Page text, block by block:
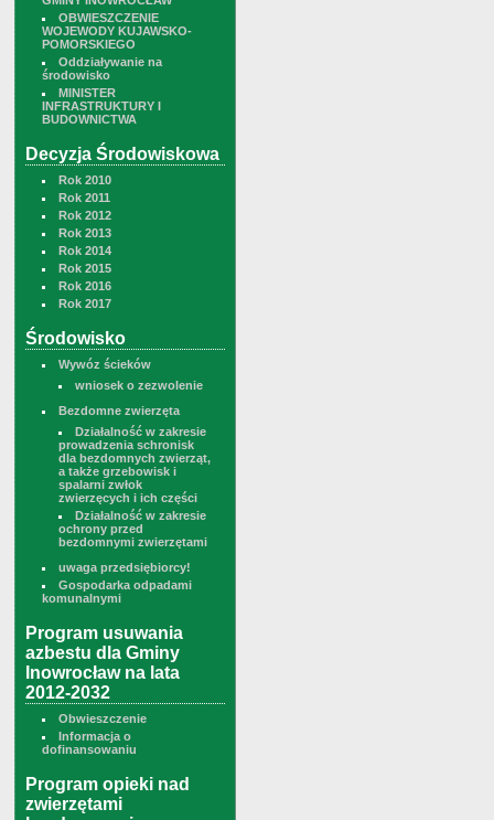
OBWIESZCZENIE
WOJEWODY KUJAWSKO-
POMORSKIEGO
Oddziaływanie na
środowisko
MINISTER
INFRASTRUKTURY I
BUDOWNICTWA
Decyzja Środowiskowa
Rok 2010
Rok 2011
Rok 2012
Rok 2013
Rok 2014
Rok 2015
Rok 2016
Rok 2017
Środowisko
Wywóz ścieków
wniosek o zezwolenie
Bezdomne zwierzęta
Działalność w zakresie
prowadzenia schronisk
dla bezdomnych zwierząt,
a także grzebowisk i
spalarni zwłok
zwierzęcych i ich części
Działalność w zakresie
ochrony przed
bezdomnymi zwierzętami
uwaga przedsiębiorcy!
Gospodarka odpadami
komunalnymi
Program usuwania
azbestu dla Gminy
Inowrocław na lata
2012-2032
Obwieszczenie
Informacja o
dofinansowaniu
Program opieki nad
zwierzętami